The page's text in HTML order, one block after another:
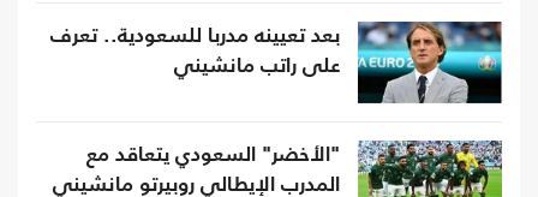
بعد تعيينه مدربا للسعودية.. تعرف
على راتب مانشيني
"الأخضر" السعودي يتعاقد مع
المدرب الإيطالي روبيرتو مانشيني